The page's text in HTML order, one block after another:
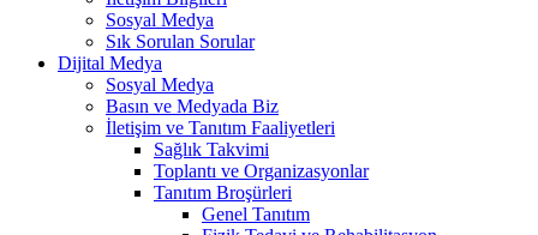
Sosyal Medya
Sık Sorulan Sorular
Dijital Medya
Sosyal Medya
Basın ve Medyada Biz
İletişim ve Tanıtım Faaliyetleri
Sağlık Takvimi
Toplantı ve Organizasyonlar
Tanıtım Broşürleri
Genel Tanıtım